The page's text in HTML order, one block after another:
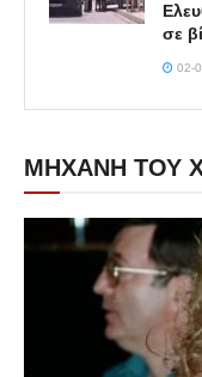
σε
02-
ΜΗΧΑΝΗ ΤΟΥ